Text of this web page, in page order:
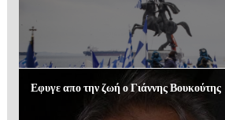
Εφυγε απο την ζωή ο Γιάννης Βουκούτης